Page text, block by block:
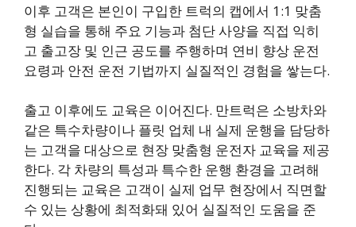
이후 고객은 본인이 구입한 트럭의 캡에서 1:1 맞춤
형 실습을 통해 주요 기능과 첨단 사양을 직접 익히
고 출고장 및 인근 공도를 주행하며 연비 향상 운전
요령과 안전 운전 기법까지 실질적인 경험을 쌓는다.
출고 이후에도 교육은 이어진다. 만트럭은 소방차와
같은 특수차량이나 플릿 업체 내 실제 운행을 담당하
는 고객을 대상으로 현장 맞춤형 운전자 교육을 제공
한다. 각 차량의 특성과 특수한 운행 환경을 고려해
진행되는 교육은 고객이 실제 업무 현장에서 직면할
수 있는 상황에 최적화돼 있어 실질적인 도움을 준